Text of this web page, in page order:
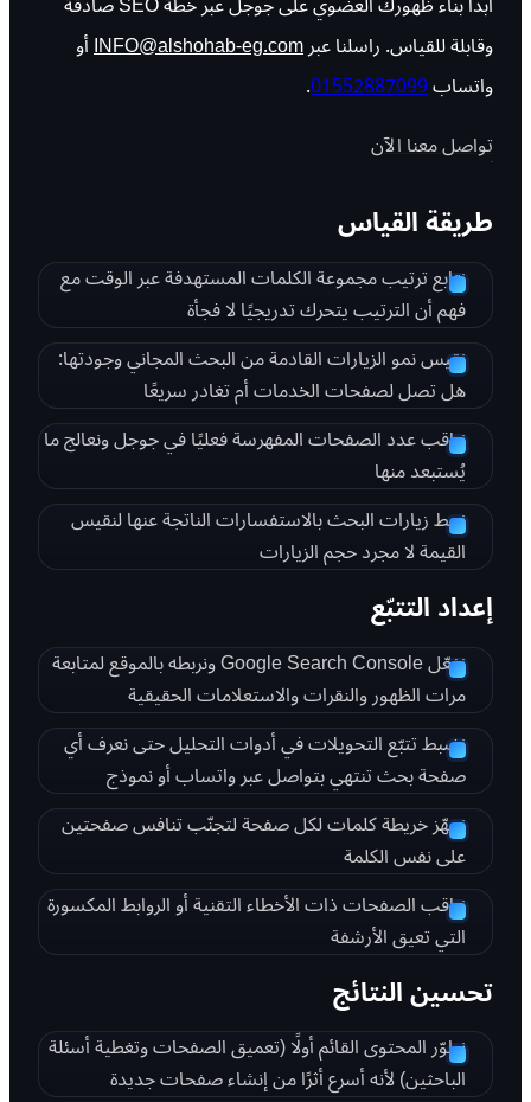
وقابلة للقياس. راسلنا عبرINFO@alshohab-eg.comأو
واتساب01552887099
.
تواصل معنا الآن
طريقة القياس
نتابع ترتيب مجموعة الكلمات المستهدفة عبر الوقت مع
فهم أن الترتيب يتحرك تدريجيًا لا فجأة
نقيس نمو الزيارات القادمة من البحث المجاني وجودتها:
هل تصل لصفحات الخدمات أم تغادر سريعًا
نراقب عدد الصفحات المفهرسة فعليًا في جوجل ونعالج ما
يُستبعد منها
نربط زيارات البحث بالاستفسارات الناتجة عنها لنقيس
القيمة لا مجرد حجم الزيارات
إعداد التتبّع
نفعّل Google Search Console ونربطه بالموقع لمتابعة
مرات الظهور والنقرات والاستعلامات الحقيقية
نضبط تتبّع التحويلات في أدوات التحليل حتى نعرف أي
صفحة بحث تنتهي بتواصل عبر واتساب أو نموذج
نجهّز خريطة كلمات لكل صفحة لتجنّب تنافس صفحتين
على نفس الكلمة
نراقب الصفحات ذات الأخطاء التقنية أو الروابط المكسورة
التي تعيق الأرشفة
تحسين النتائج
نطوّر المحتوى القائم أولًا (تعميق الصفحات وتغطية أسئلة
الباحثين) لأنه أسرع أثرًا من إنشاء صفحات جديدة